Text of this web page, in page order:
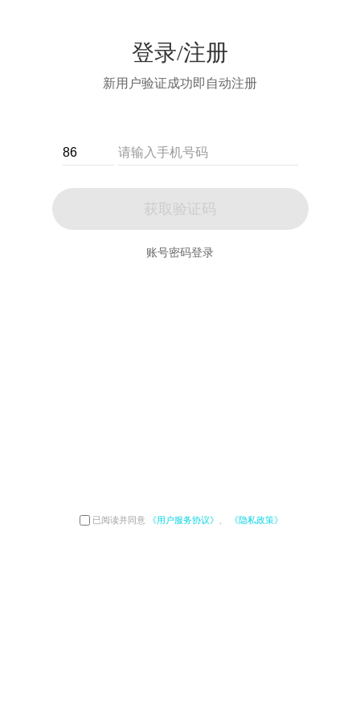
登录/注册
新用户验证成功即自动注册
获取验证码
账号密码登录
已阅读并同意 《用户服务协议》 《隐私政策》